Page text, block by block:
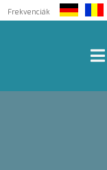
Frekvenciák